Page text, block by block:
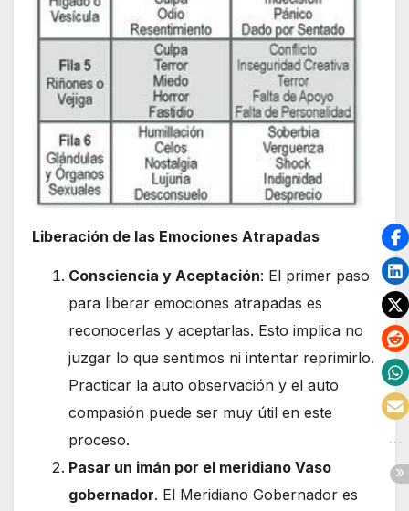
Liberación de las Emociones Atrapadas
Consciencia y Aceptación: El primer paso
para liberar emociones atrapadas es
reconocerlas y aceptarlas. Esto implica no
juzgar lo que sentimos ni intentar reprimirlo.
Practicar la auto observación y el auto
compasión puede ser muy útil en este
proceso.
Pasar un imán por el meridiano Vaso
gobernador. El Meridiano Gobernador es